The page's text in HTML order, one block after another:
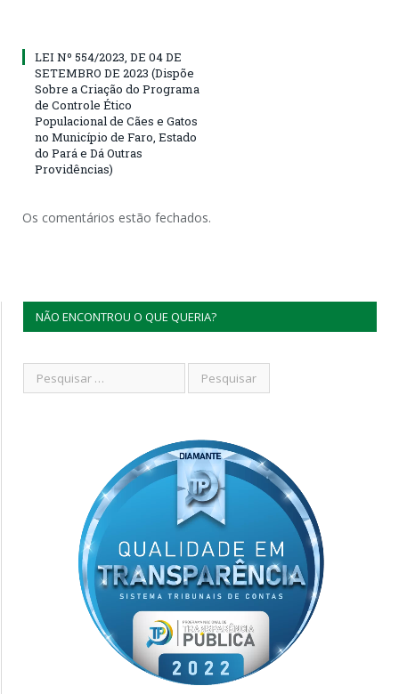
LEI Nº 554/2023, DE 04 DE
SETEMBRO DE 2023 (Dispõe
Sobre a Criação do Programa
de Controle Ético
Populacional de Cães e Gatos
no Município de Faro, Estado
do Pará e Dá Outras
Providências)
Os comentários estão fechados.
NÃO ENCONTROU O QUE QUERIA?